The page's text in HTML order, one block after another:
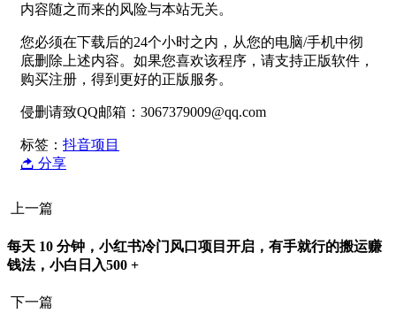
内容随之而来的风险与本站无关。
您必须在下载后的24个小时之内，从您的电脑/手机中彻
底删除上述内容。如果您喜欢该程序，请支持正版软件，
购买注册，得到更好的正版服务。
侵删请致QQ邮箱：3067379009@qq.com
标签： 抖音项目
分享
上一篇
每天 10 分钟，小红书冷门风口项目开启，有手就行的搬运赚
钱法，小白日入500 +
下一篇